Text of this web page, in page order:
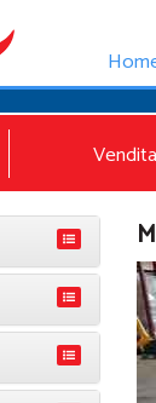
Vendita